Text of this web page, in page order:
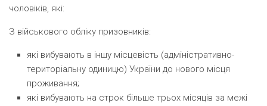
чоловіків, які:
З військового обліку призовників:
які вибувають в іншу місцевість (адміністративно-
територіальну одиницю) України до нового місця
проживання;
які вибувають на строк більше трьох місяців за межі